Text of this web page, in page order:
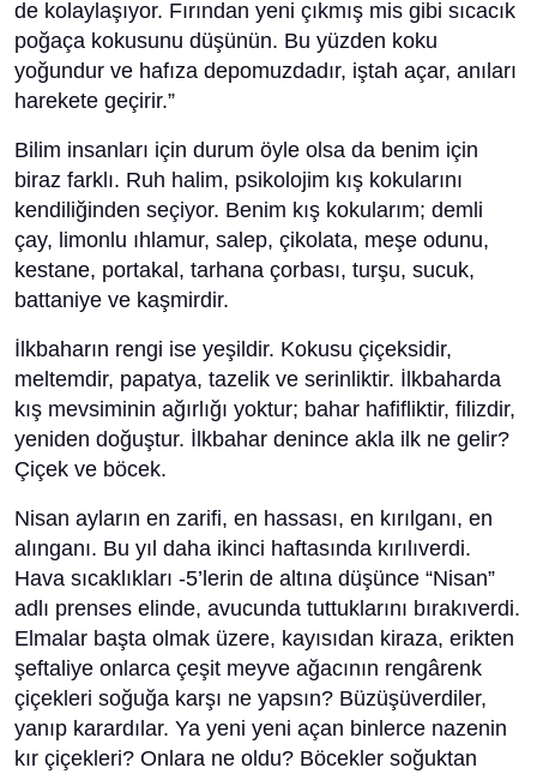
de kolaylaşıyor. Fırından yeni çıkmış mis gibi sıcacık
poğaça kokusunu düşünün. Bu yüzden koku
yoğundur ve hafıza depomuzdadır, iştah açar, anıları
harekete geçirir.”
Bilim insanları için durum öyle olsa da benim için
biraz farklı. Ruh halim, psikolojim kış kokularını
kendiliğinden seçiyor. Benim kış kokularım; demli
çay, limonlu ıhlamur, salep, çikolata, meşe odunu,
kestane, portakal, tarhana çorbası, turşu, sucuk,
battaniye ve kaşmirdir.
İlkbaharın rengi ise yeşildir. Kokusu çiçeksidir,
meltemdir, papatya, tazelik ve serinliktir. İlkbaharda
kış mevsiminin ağırlığı yoktur; bahar hafifliktir, filizdir,
yeniden doğuştur. İlkbahar denince akla ilk ne gelir?
Çiçek ve böcek.
Nisan ayların en zarifi, en hassası, en kırılganı, en
alınganı. Bu yıl daha ikinci haftasında kırılıverdi.
Hava sıcaklıkları -5’lerin de altına düşünce “Nisan”
adlı prenses elinde, avucunda tuttuklarını bırakıverdi.
Elmalar başta olmak üzere, kayısıdan kiraza, erikten
şeftaliye onlarca çeşit meyve ağacının rengârenk
çiçekleri soğuğa karşı ne yapsın? Büzüşüverdiler,
yanıp karardılar. Ya yeni yeni açan binlerce nazenin
kır çiçekleri? Onlara ne oldu? Böcekler soğuktan